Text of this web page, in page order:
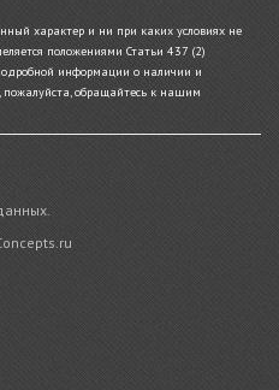
характер и ни при каких условиях не
положениями Статьи 437 (2)
информации о наличии и
пожалуйста, обращайтесь к нашим